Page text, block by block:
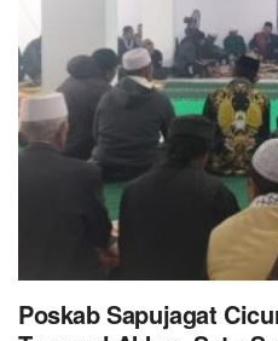
Poskab Sapujagat